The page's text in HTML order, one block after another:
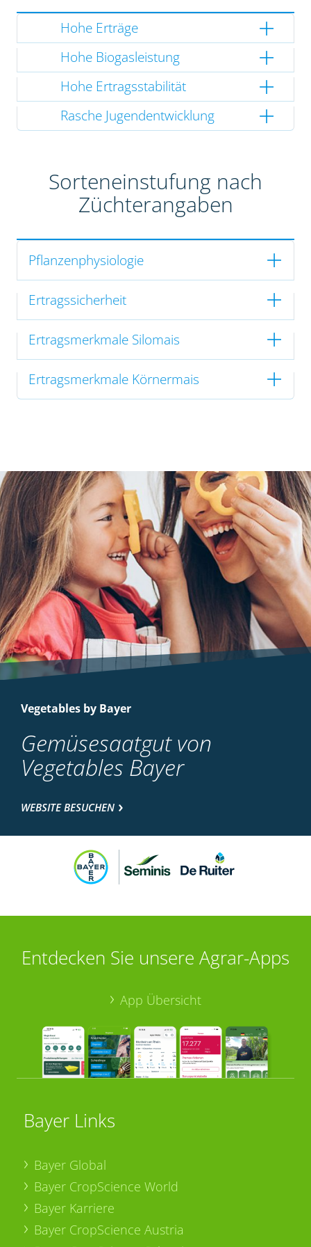
Hohe Erträge
Hohe Biogasleistung
Hohe Ertragsstabilität
Rasche Jugendentwicklung
Sorteneinstufung nach
Züchterangaben
Pflanzenphysiologie
Ertragssicherheit
Ertragsmerkmale Silomais
Ertragsmerkmale Körnermais
Vegetables by Bayer
Gemüsesaatgut von
Vegetables Bayer
WEBSITE BESUCHEN
Entdecken Sie unsere Agrar-Apps
App Übersicht
Bayer Links
Bayer Global
Bayer CropScience World
Bayer Karriere
Bayer CropScience Austria